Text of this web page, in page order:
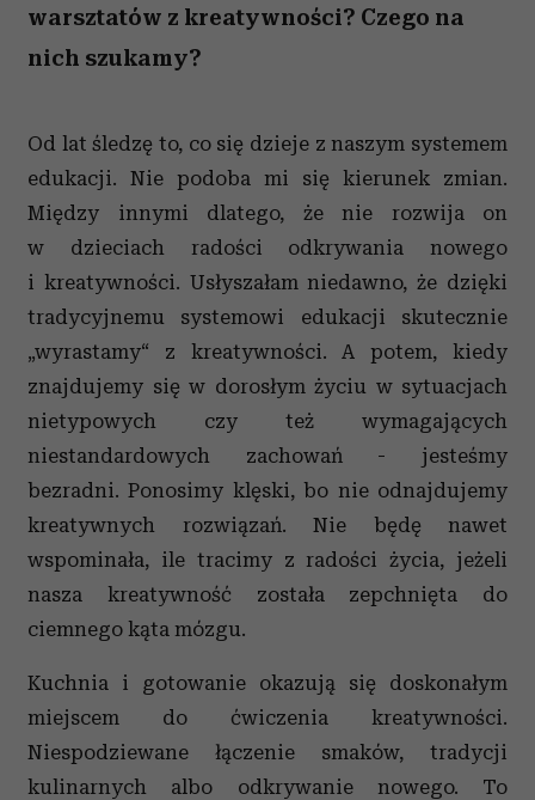
warsztatów z kreatywności? Czego na
nich szukamy?
Od lat śledzę to, co się dzieje z naszym systemem
edukacji. Nie podoba mi się kierunek zmian.
Między innymi dlatego, że nie rozwija on
w dzieciach radości odkrywania nowego
i kreatywności. Usłyszałam niedawno, że dzięki
tradycyjnemu systemowi edukacji skutecznie
„wyrastamy“ z kreatywności. A potem, kiedy
znajdujemy się w dorosłym życiu w sytuacjach
nietypowych czy też wymagających
niestandardowych zachowań - jesteśmy
bezradni. Ponosimy klęski, bo nie odnajdujemy
kreatywnych rozwiązań. Nie będę nawet
wspominała, ile tracimy z radości życia, jeżeli
nasza kreatywność została zepchnięta do
ciemnego kąta mózgu.
Kuchnia i gotowanie okazują się doskonałym
miejscem do ćwiczenia kreatywności.
Niespodziewane łączenie smaków, tradycji
kulinarnych albo odkrywanie nowego. To